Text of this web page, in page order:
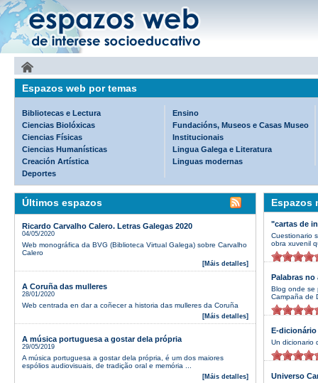
Espazos web por temas
Bibliotecas e Lectura
Ciencias Biolóxicas
Ciencias Físicas
Ciencias Humanísticas
Creación Artística
Deportes
Ensino
Fundacións, Museos e Casas Museo
Institucionais
Lingua Galega e Literatura
Linguas modernas
Últimos espazos
Ricardo Carvalho Calero. Letras Galegas 2020
04/05/2020
Web monográfica da BVG (Biblioteca Virtual Galega) sobre Carvalho
Calero
[Máis detalles]
A Coruña das mulleres
28/01/2020
Web centrada en dar a coñecer a historia das mulleres da Coruña
[Máis detalles]
A música portuguesa a gostar dela própria
29/05/2019
A música portuguesa a gostar dela própria, é um dos maiores
espólios audiovisuais, de tradição oral e memória ...
[Máis detalles]
Espazos
"cartas de
Cuestionario
obra xuvenil
Palabras no
Blog onde se
Campaña de
E-
Un dicionario
Universo